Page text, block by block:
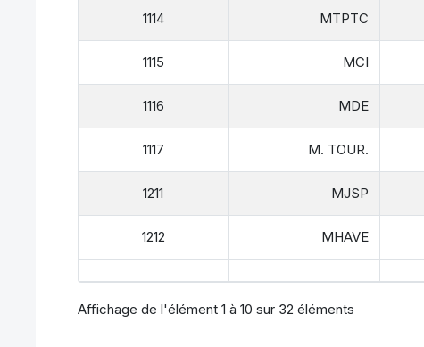
1114 MTPTC
1115 MCI
1116 MDE
1117 M. TOUR.
1211 MJSP
1212 MHAVE
Affichage de l'élément 1 à 10 sur 32 éléments